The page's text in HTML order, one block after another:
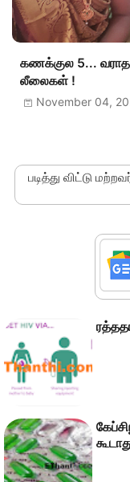
கணக்குல 5...
லீலைகள் !
November 04,
படித்து விட்டு